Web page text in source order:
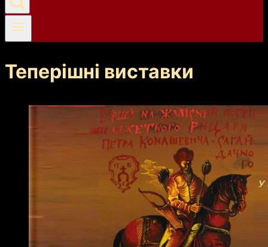
Теперішні виставки